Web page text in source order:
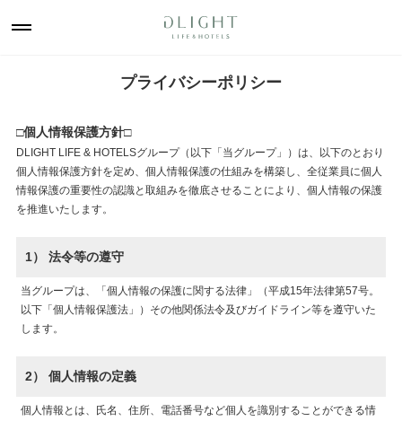
プライバシーポリシー
□個人情報保護方針□
DLIGHT LIFE & HOTELSグループ（以下「当グループ」）は、以下のとおり
個人情報保護方針を定め、個人情報保護の仕組みを構築し、全従業員に個人
情報保護の重要性の認識と取組みを徹底させることにより、個人情報の保護
を推進いたします。
1） 法令等の遵守
当グループは、「個人情報の保護に関する法律」（平成15年法律第57号。
以下「個人情報保護法」）その他関係法令及びガイドライン等を遵守いた
します。
2） 個人情報の定義
個人情報とは、氏名、住所、電話番号など個人を識別することができる情